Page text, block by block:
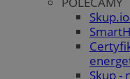
Skup -